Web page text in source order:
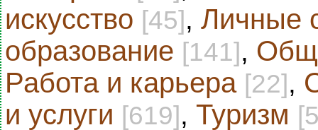
искусство [45], Личные
образование [141],
Работа и карьера [22],
и услуги [619], Туризм